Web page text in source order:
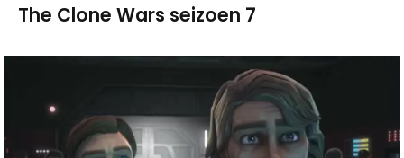
The Clone Wars seizoen 7